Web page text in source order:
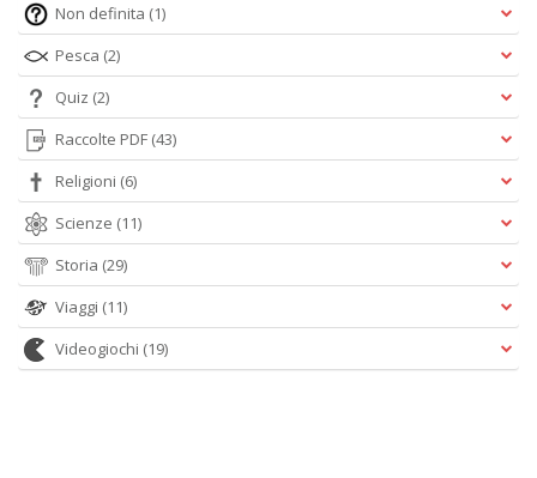
Non definita (1)
Pesca (2)
Quiz (2)
Raccolte PDF (43)
Religioni (6)
Scienze (11)
Storia (29)
Viaggi (11)
Videogiochi (19)